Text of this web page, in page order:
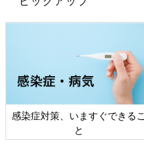
感染症対策、いますぐできるこ
と